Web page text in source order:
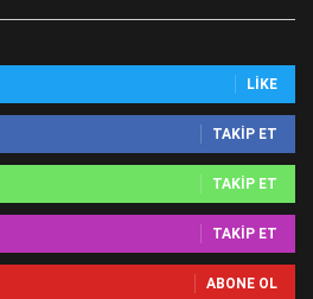
LIKE
TAKIP ET
TAKIP ET
TAKIP ET
ABONE OL